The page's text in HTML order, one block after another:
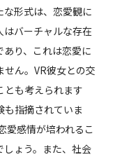
形式は、恋愛観に
はバーチャルな存在
り、これは恋愛に
ん。VR彼女との交
とも考えられます
も指摘されていま
愛感情が培われるこ
しょう。また、社会